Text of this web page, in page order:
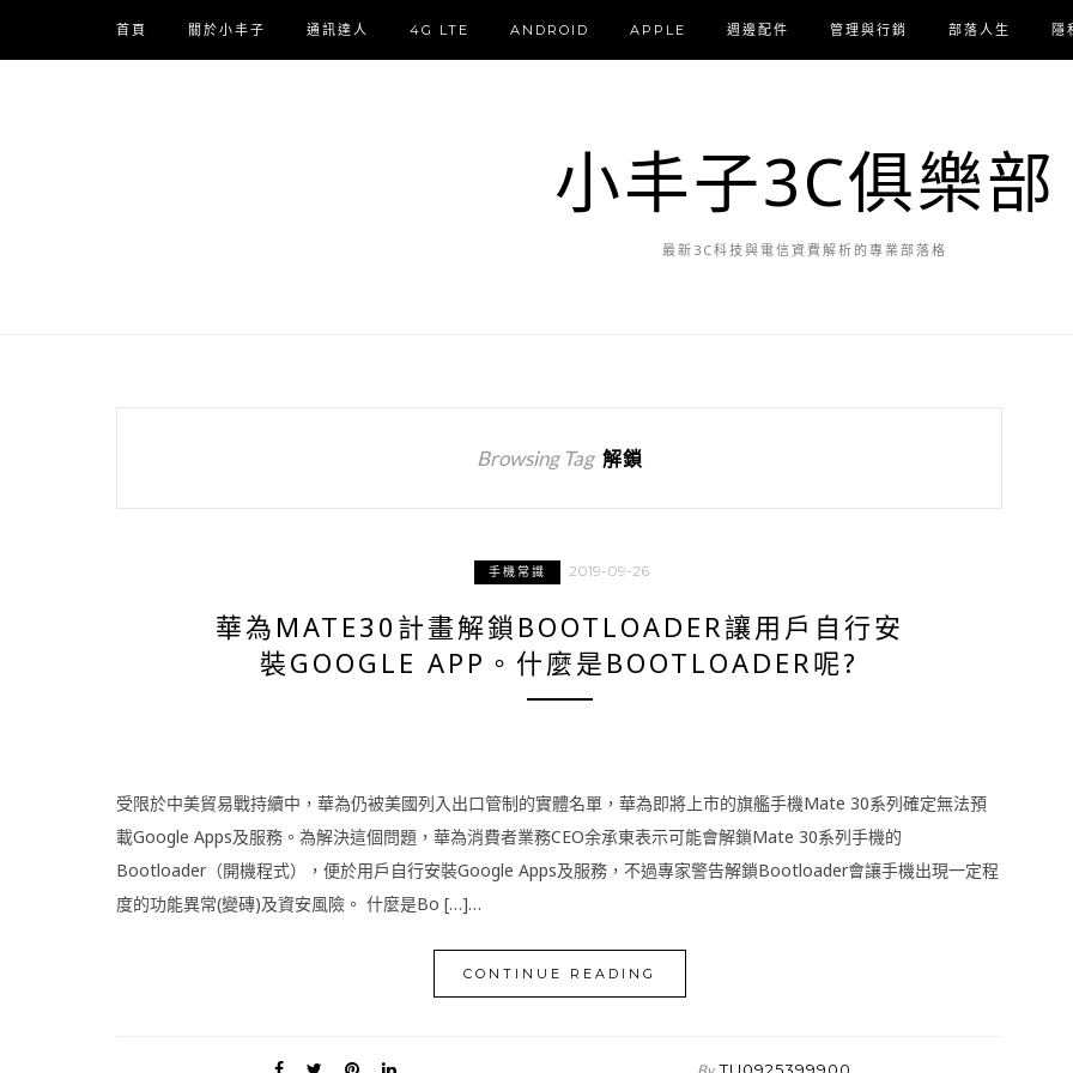
首頁 關於小丰子 通訊達人 4G LTE ANDROID APPLE 週邊配件 管理與行銷 部落人生 隱
小丰子3C俱樂部
最新3C科技與電信資費解析的專業部落格
Browsing Tag 解鎖
手機常識 2019-09-26
華為MATE30計畫解鎖BOOTLOADER讓用戶自行安
裝GOOGLE APP。什麼是BOOTLOADER呢?
受限於中美貿易戰持續中，華為仍被美國列入出口管制的實體名單，華為即將上市的旗艦手機Mate 30系列確定無法預
載Google Apps及服務。為解決這個問題，華為消費者業務CEO余承東表示可能會解鎖Mate 30系列手機的
Bootloader（開機程式），便於用戶自行安裝Google Apps及服務，不過專家警告解鎖Bootloader會讓手機出現一定程
度的功能異常(變磚)及資安風險。 什麼是Bo […]…
CONTINUE READING